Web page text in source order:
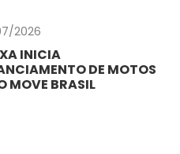
2026
INICIA
DE MOTOS
MOVE BRASIL